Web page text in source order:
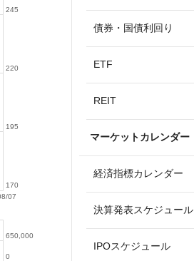
07
170
195
220
245
0
650,000
債券・国債利回り
ETF
REIT
マーケットカレンダー
経済指標カレンダー
決算発表スケジュール
IPOスケジュール